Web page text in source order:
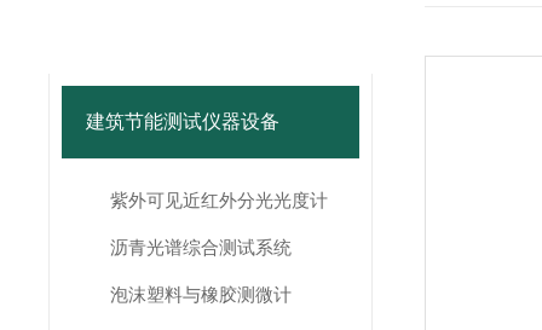
建筑节能测试仪器设备
紫外可见近红外分光光度计
沥青光谱综合测试系统
泡沫塑料与橡胶测微计